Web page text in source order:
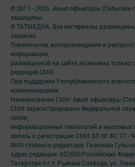
© 2011 - 2026. Авыл офыклары (Сельские
защищены.
© ТАТМЕДИА. Все материалы,
законом.
Перепечатка, воспроизведение и
информации,
размещенной на сайте, возможна только
редакций СМИ.
При поддержке Республиканского
коммуникациям.
Наименование СМИ: Авыл офыклары
СМИ зарегистрировано Федеральной
связи,
информационных технологий и массовых
запись о регистрации СМИ ЭЛ № ФС 77 -
ФИО главного редактора: Газизова
Адрес редакции: 422650,Российская
Татарстан п.г.т. Рыбная Слобода, ул.